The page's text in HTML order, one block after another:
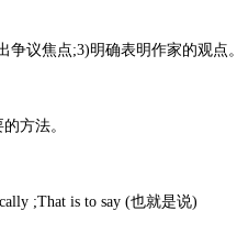
议焦点;3)明确表明作家的观点。
方法。
;That is to say (也就是说)